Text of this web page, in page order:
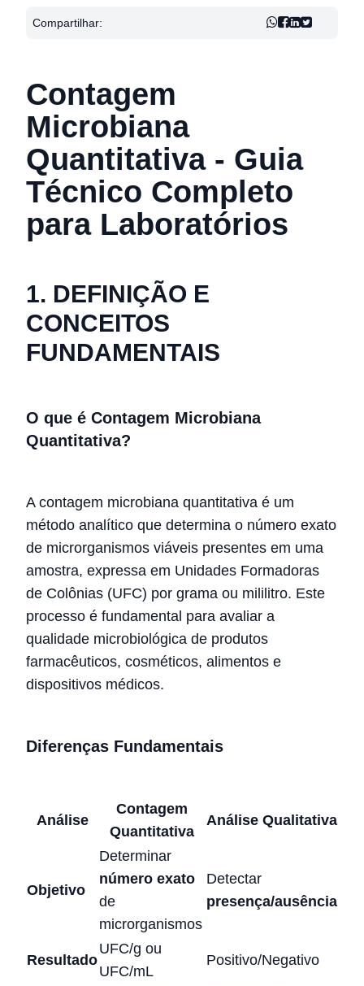
Compartilhar:
Contagem
Microbiana
Quantitativa - Guia
Técnico Completo
para Laboratórios
1. DEFINIÇÃO E
CONCEITOS
FUNDAMENTAIS
O que é Contagem Microbiana
Quantitativa?
A contagem microbiana quantitativa é um
método analítico que determina o número exato
de microrganismos viáveis presentes em uma
amostra, expressa em Unidades Formadoras
de Colônias (UFC) por grama ou mililitro. Este
processo é fundamental para avaliar a
qualidade microbiológica de produtos
farmacêuticos, cosméticos, alimentos e
dispositivos médicos.
Diferenças Fundamentais
Análise
Contagem
Quantitativa
Análise Qualitativa
Objetivo
Determinar
número exato
de
microrganismos
Detectar
presença/ausência
Resultado
UFC/g ou
UFC/mL
Positivo/Negativo